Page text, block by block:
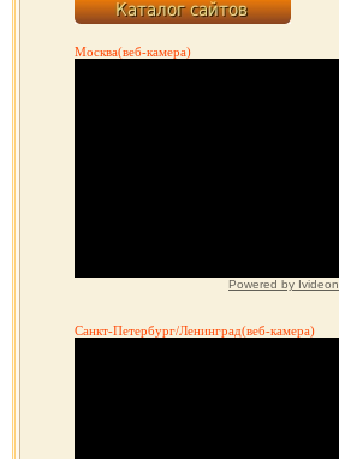
Москва(веб-камера)
Powered by Ivideon
Санкт-Петербург/Ленинград(веб-камера)